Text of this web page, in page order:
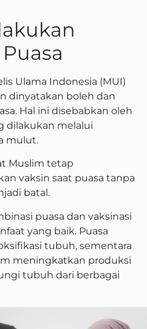
Ulama Indonesia (MUI)
dinyatakan boleh dan
Hal ini disebabkan oleh
dilakukan melalui
mulut.
Muslim tetap
vaksin saat puasa tanpa
batal.
puasa dan vaksinasi
yang baik. Puasa
tubuh, sementara
meningkatkan produksi
tubuh dari berbagai